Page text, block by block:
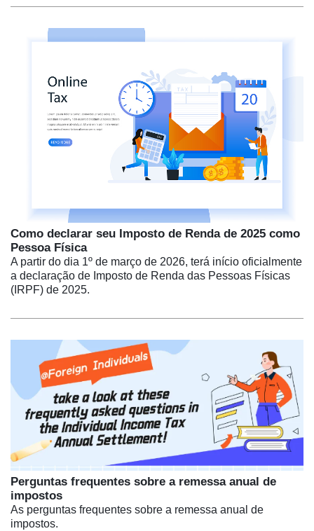
Como declarar seu Imposto de Renda de 2025 como
Pessoa Física
A partir do dia 1º de março de 2026, terá início oficialmente
a declaração de Imposto de Renda das Pessoas Físicas
(IRPF) de 2025.
Perguntas frequentes sobre a remessa anual de
impostos
As perguntas frequentes sobre a remessa anual de
impostos.